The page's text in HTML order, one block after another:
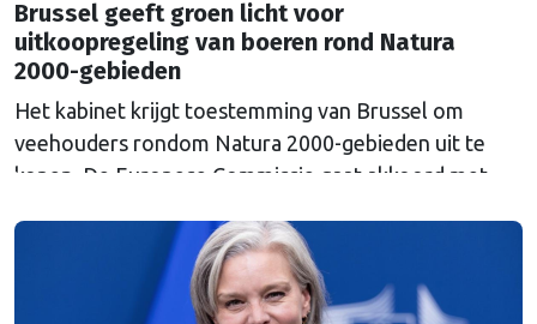
Brussel geeft groen licht voor
uitkoopregeling van boeren rond Natura
2000-gebieden
Het kabinet krijgt toestemming van Brussel om
veehouders rondom Natura 2000-gebieden uit te
kopen. De Europese Commissie gaat akkoord met